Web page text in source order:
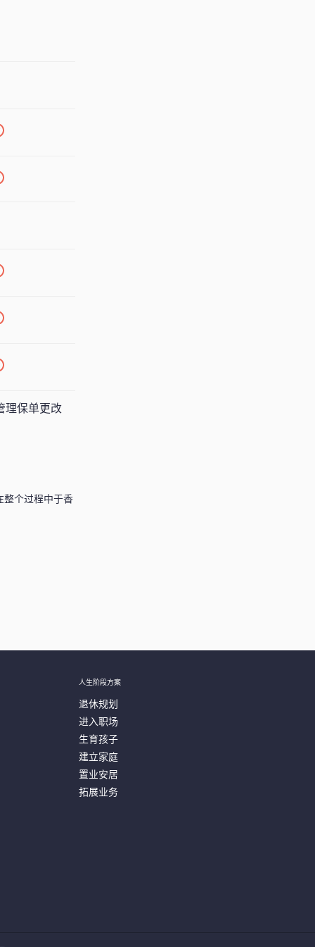
热线寻求协助，或通过热线预约会面。
理保单更改
整个过程中于香
人生阶段方案
退休规划
进入职场
生育孩子
建立家庭
置业安居
拓展业务